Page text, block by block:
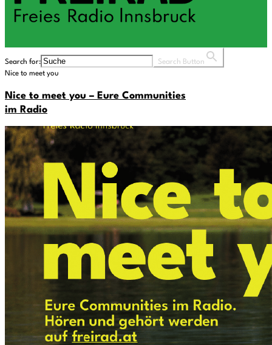
Search for:
Search Button
Nice to meet you
Nice to meet you – Eure Communities
im Radio